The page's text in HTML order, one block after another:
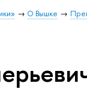
О Вышке